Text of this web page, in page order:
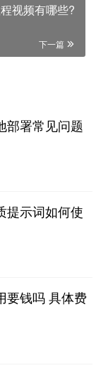
视频有哪些?
下一篇
部署常见问题
提示词如何使
要钱吗 具体费